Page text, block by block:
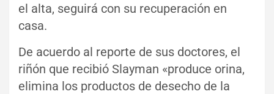
el alta, seguirá con su recuperación en
casa.
De acuerdo al reporte de sus doctores, el
riñón que recibió Slayman «produce orina,
elimina los productos de desecho de la